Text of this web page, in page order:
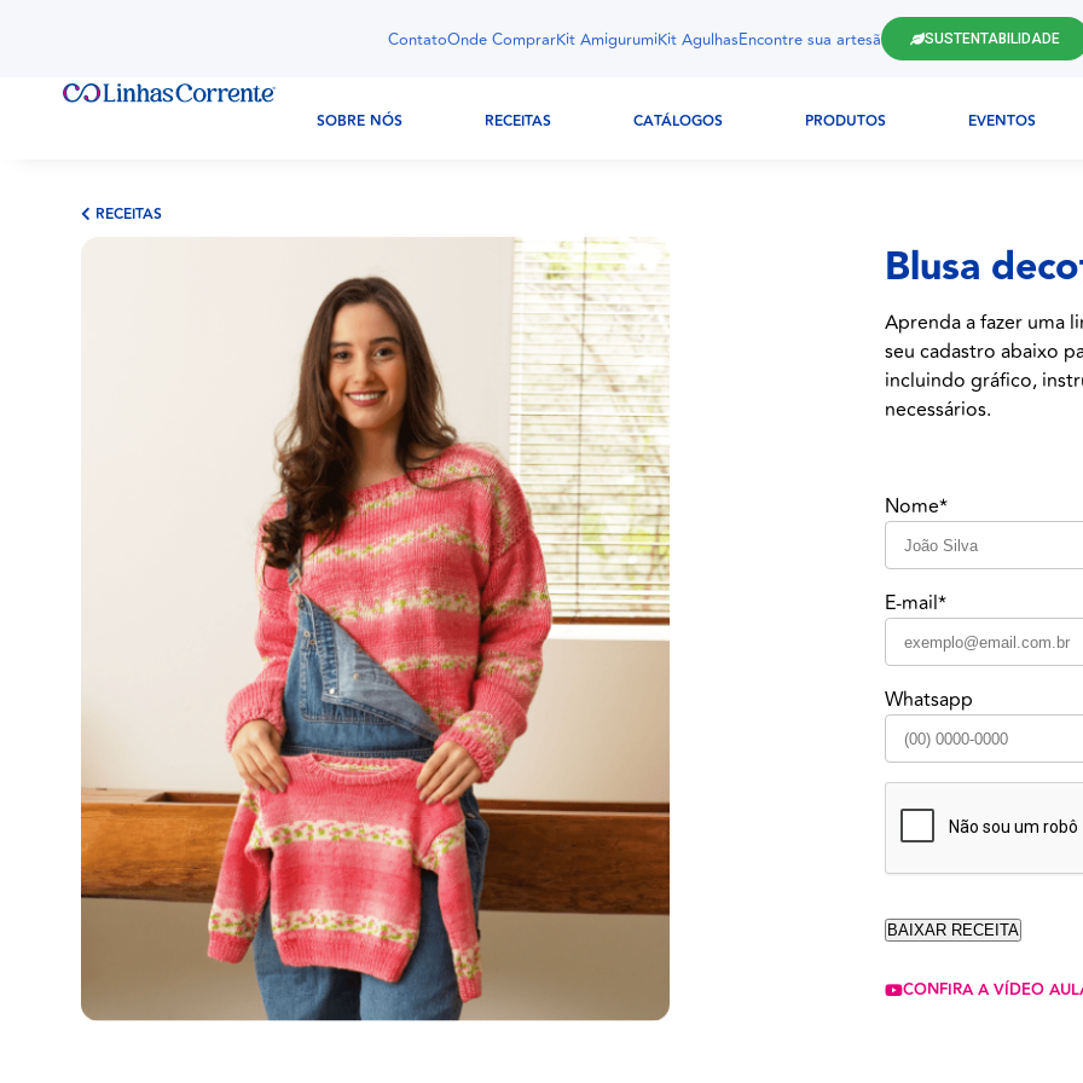
ContatoOnde ComprarKit AmigurumiKit AgulhasEncontre sua artesã SUSTENTABILIDADE
SOBRE NÓS RECEITAS CATÁLOGOS PRODUTOS EVENTOS
RECEITAS
Blusa
Aprenda a fazer uma
seu cadastro abaixo
incluindo gráfico,
necessários.
Nome*
E-mail*
Whatsapp
CONFIRA A VÍDEO